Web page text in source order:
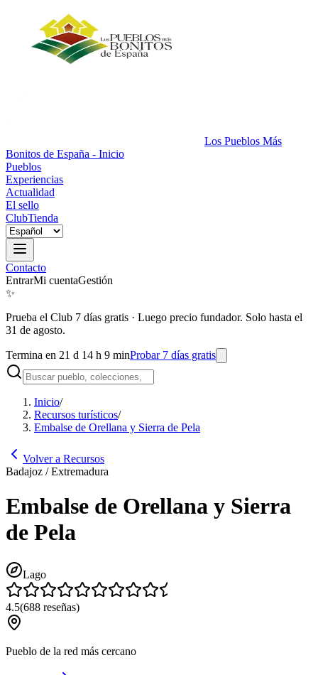
Los Pueblos Más
Bonitos de España - Inicio
Pueblos
Experiencias
Actualidad
El sello
ClubTienda
Contacto
EntrarMi cuentaGestión
✨
Prueba el Club 7 días gratis · Luego precio fundador. Solo hasta el
31 de agosto.
Termina en 21 d 14 h 9 minProbar 7 días gratis
Inicio/
Recursos turísticos/
Embalse de Orellana y Sierra de Pela
Volver a Recursos
Badajoz / Extremadura
Embalse de Orellana y Sierra
de Pela
Lago
4.5(688 reseñas)
Pueblo de la red más cercano